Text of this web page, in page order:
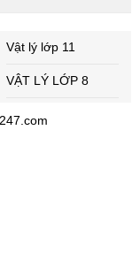
Vật lý lớp 11
VẬT LÝ LỚP 8